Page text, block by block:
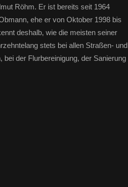
Röhm. Er ist bereits seit 1964
ehe er von Oktober 1998 bis
deshalb, wie die meisten seiner
stets bei allen Straßen- und
der Flurbereinigung, der Sanierung